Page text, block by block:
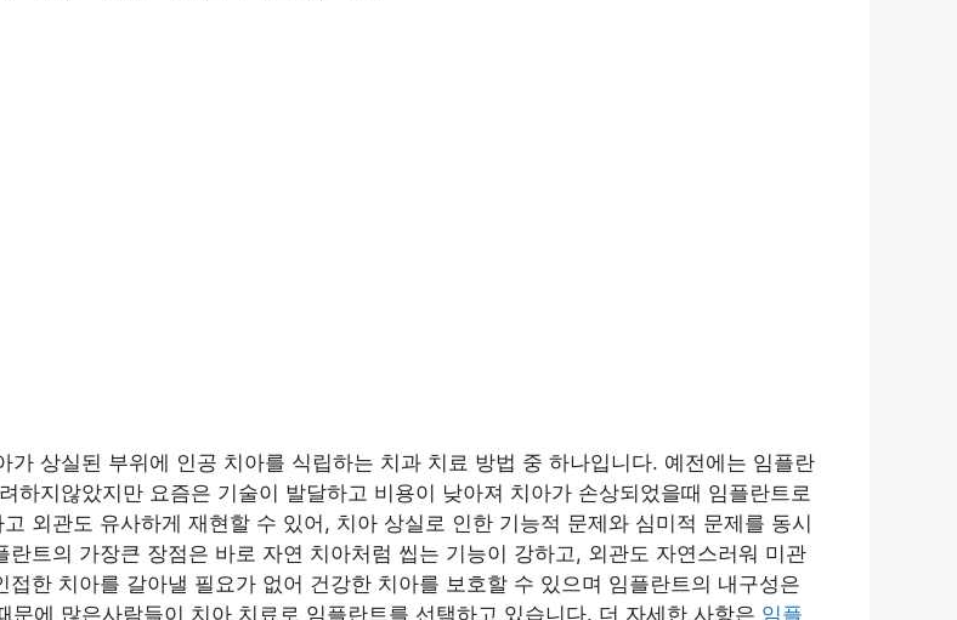
상실된 부위에 인공 치아를 식립하는 치과 치료 방법 중 하나입니다. 예전에는 임플란
하지않았지만 요즘은 기술이 발달하고 비용이 낮아져 치아가 손상되었을때 임플란트로
외관도 유사하게 재현할 수 있어, 치아 상실로 인한 기능적 문제와 심미적 문제를 동시
트의 가장큰 장점은 바로 자연 치아처럼 씹는 기능이 강하고, 외관도 자연스러워 미관
한 치아를 갈아낼 필요가 없어 건강한 치아를 보호할 수 있으며 임플란트의 내구성은
에 많은사람들이 치아 치료로 임플란트를 선택하고 있습니다. 더 자세한 사항은 임플